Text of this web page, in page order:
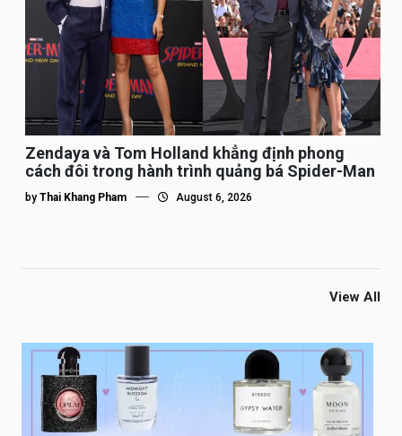
Zendaya và Tom Holland khẳng định phong
cách đôi trong hành trình quảng bá Spider-Man
by Thai Khang Pham August 6, 2026
View All